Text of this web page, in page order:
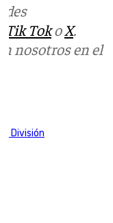
Tik TokoX.
nosotros en el
División